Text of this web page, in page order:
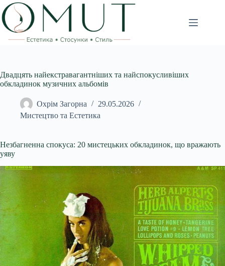
Перейти
до
вмісту
Двадцять найекстравагантніших та найспокусливіших
обкладинок музичних альбомів
Охрім Загорна
29.05.2026
Мистецтво та Естетика
Незбагненна спокуса: 20 мистецьких обкладинок, що вражають
уяву